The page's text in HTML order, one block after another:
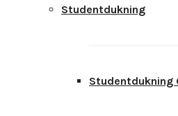
Studentdukning
Studentdukning